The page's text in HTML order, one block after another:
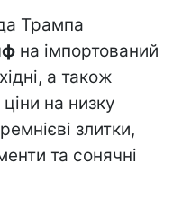
Трампа
на імпортований
а також
на низку
злитки,
та сонячні